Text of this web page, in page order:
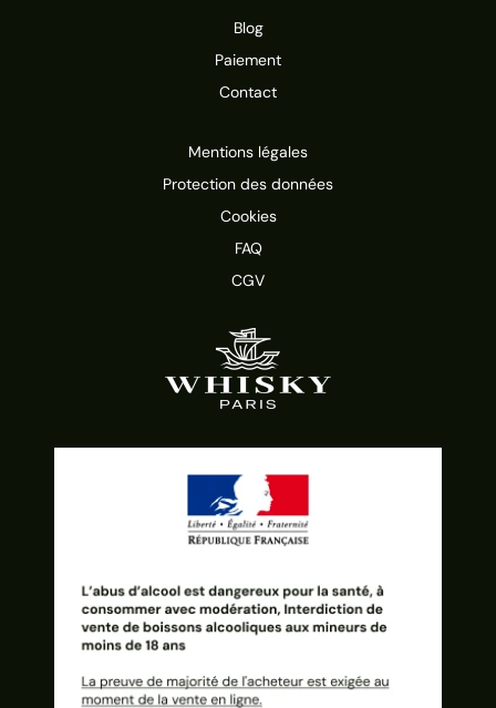
Blog
Paiement
Contact
Mentions légales
Protection des données
Cookies
FAQ
CGV